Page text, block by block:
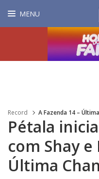
MENU
Record A Fazenda 14 –
Pétala
com Shay
Última